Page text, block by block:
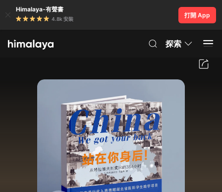
Himalaya-有聲書
4.8k 安裝
打開 App
探索